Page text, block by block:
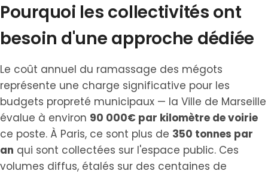
Pourquoi les collectivités ont
besoin d'une approche dédiée
Le coût annuel du ramassage des mégots
représente une charge significative pour les
budgets propreté municipaux — la Ville de Marseille
évalue à environ 90 000€ par kilomètre de voirie
ce poste. À Paris, ce sont plus de 350 tonnes par
an qui sont collectées sur l'espace public. Ces
volumes diffus, étalés sur des centaines de